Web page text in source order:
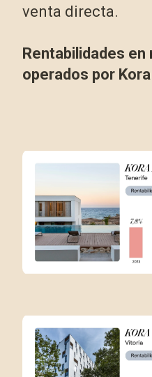
venta directa.
Rentabilidades
operados por